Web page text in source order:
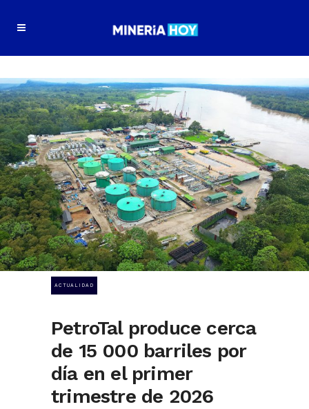
ACTUALIDAD
PetroTal produce cerca
de 15 000 barriles por
día en el primer
trimestre de 2026